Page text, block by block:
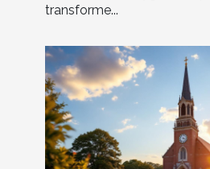
transforme...